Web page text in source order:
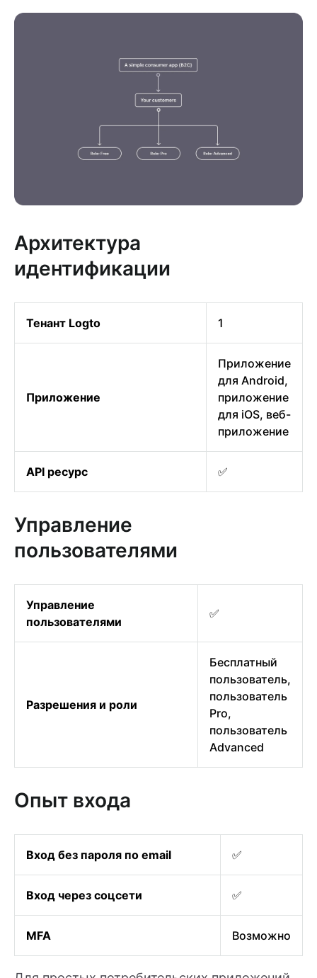
Архитектура
идентификации
Тенант Logto 1
Приложение
Приложение
для Android,
приложение
для iOS, веб-
приложение
API ресурс ✅
Управление
пользователями
Управление
пользователями
✅
Разрешения и роли
Бесплатный
пользователь,
пользователь
Pro,
пользователь
Advanced
Опыт входа
Вход без пароля по email ✅
Вход через соцсети ✅
MFA Возможно